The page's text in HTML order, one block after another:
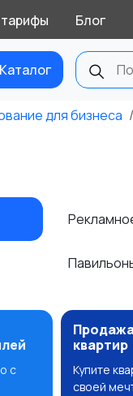
Блог
Каталог
для бизнеса
с
квартир
Купите
своей